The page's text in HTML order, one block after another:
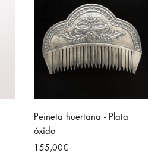
Peineta huertana - Plata
óxido
155,00€